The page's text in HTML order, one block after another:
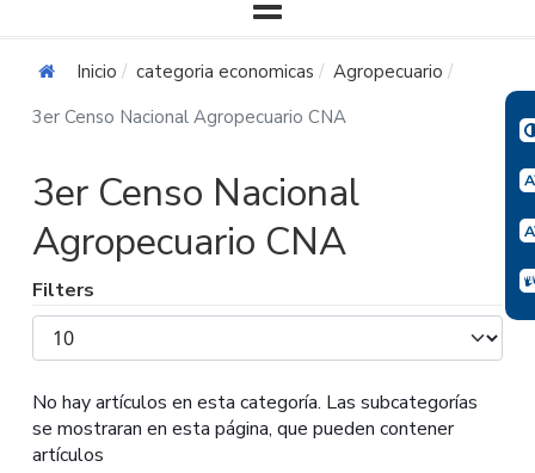
Inicio categoria economicas
Agropecuario
3er Censo Nacional Agropecuario CNA
3er Censo Nacional
Agropecuario CNA
Filters
Mostrar
#
No hay artículos en esta categoría. Las subcategorías
se mostraran en esta página, que pueden contener
artículos